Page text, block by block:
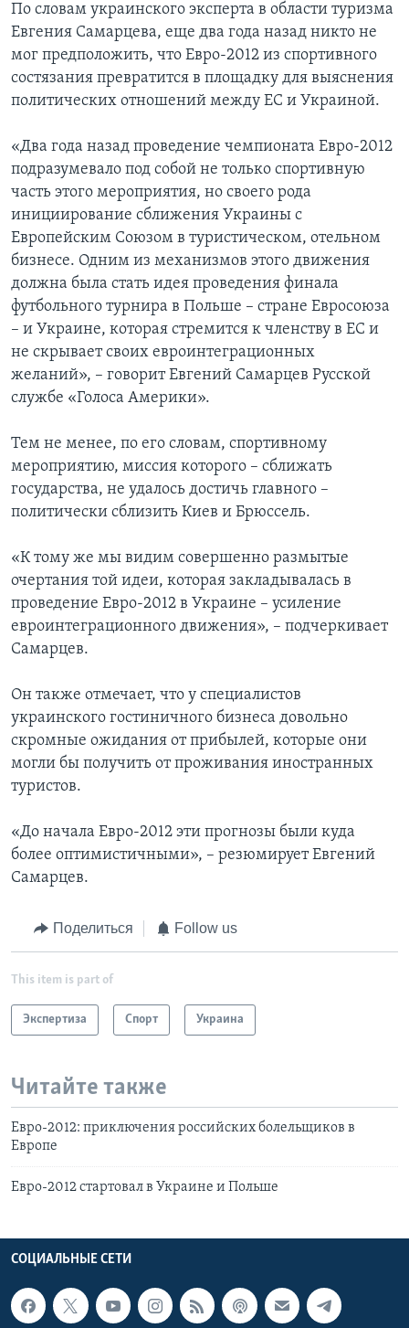
По словам украинского эксперта в области туризма
Евгения Самарцева, еще два года назад никто не
мог предположить, что Евро-2012 из спортивного
состязания превратится в площадку для выяснения
политических отношений между ЕС и Украиной.
«Два года назад проведение чемпионата Евро-2012
подразумевало под собой не только спортивную
часть этого мероприятия, но своего рода
инициирование сближения Украины с
Европейским Союзом в туристическом, отельном
бизнесе. Одним из механизмов этого движения
должна была стать идея проведения финала
футбольного турнира в Польше – стране Евросоюза
– и Украине, которая стремится к членству в ЕС и
не скрывает своих евроинтеграционных
желаний», – говорит Евгений Самарцев Русской
службе «Голоса Америки».
Тем не менее, по его словам, спортивному
мероприятию, миссия которого – сближать
государства, не удалось достичь главного –
политически сблизить Киев и Брюссель.
«К тому же мы видим совершенно размытые
очертания той идеи, которая закладывалась в
проведение Евро-2012 в Украине – усиление
евроинтеграционного движения», – подчеркивает
Самарцев.
Он также отмечает, что у специалистов
украинского гостиничного бизнеса довольно
скромные ожидания от прибылей, которые они
могли бы получить от проживания иностранных
туристов.
«До начала Евро-2012 эти прогнозы были куда
более оптимистичными», – резюмирует Евгений
Самарцев.
Поделиться Follow us
This item is part of
Экспертиза Спорт Украина
Читайте также
Евро-2012: приключения российских болельщиков в
Европе
Евро-2012 стартовал в Украине и Польше
СОЦИАЛЬНЫЕ СЕТИ